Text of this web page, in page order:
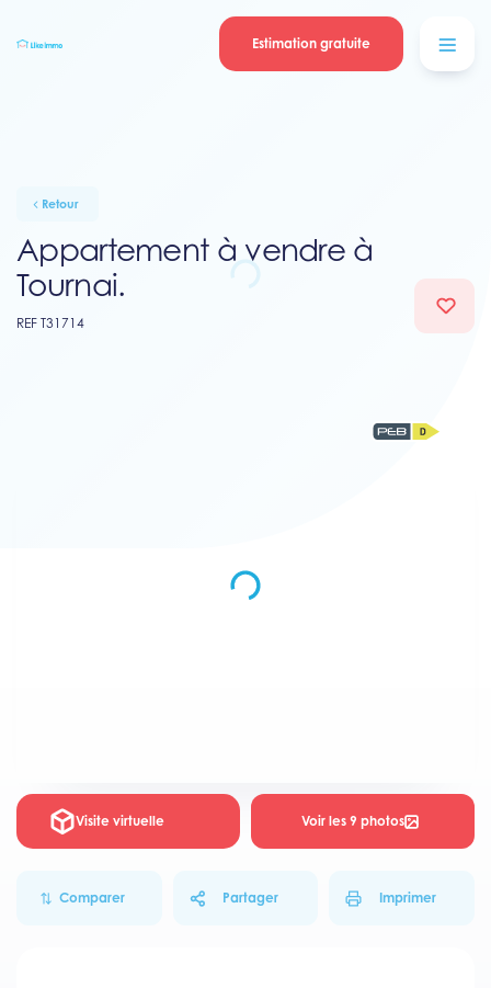
Estimation gratuite
Retour
Appartement à vendre à
Tournai.
REF T31714
Visite virtuelle Voir les 9 photos
Comparer Partager Imprimer